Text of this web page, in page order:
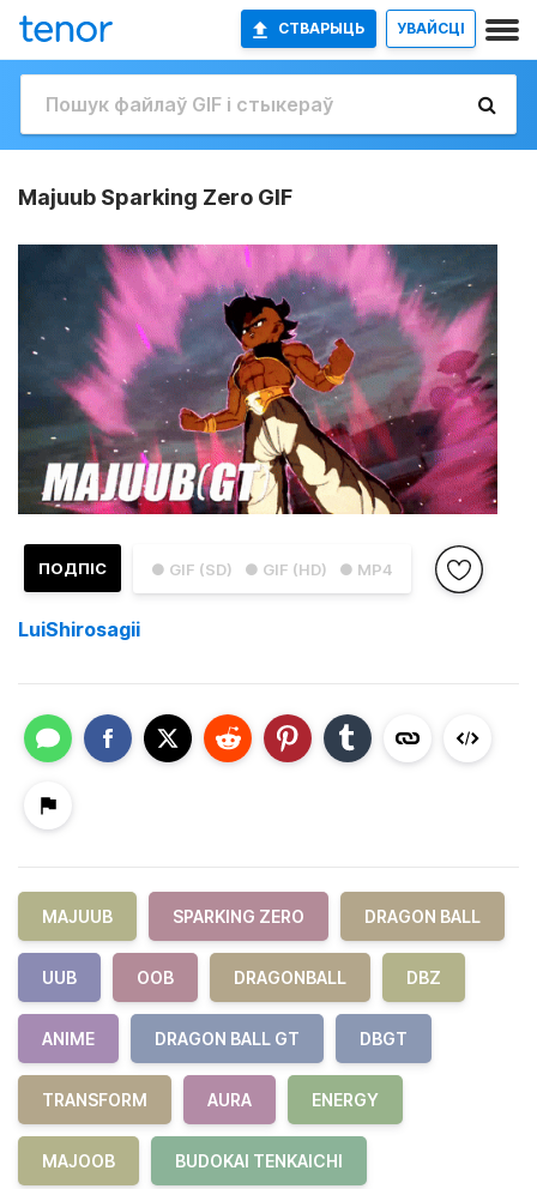
СТВАРЫЦЬ УВАЙСЦІ
Majuub Sparking Zero GIF
● GIF (SD) ● GIF (HD) ● MP4
ПОДПІС
LuiShirosagii
MAJUUB SPARKING ZERO DRAGON BALL
UUB OOB DRAGONBALL DBZ
ANIME DRAGON BALL GT DBGT
TRANSFORM AURA ENERGY
MAJOOB BUDOKAI TENKAICHI